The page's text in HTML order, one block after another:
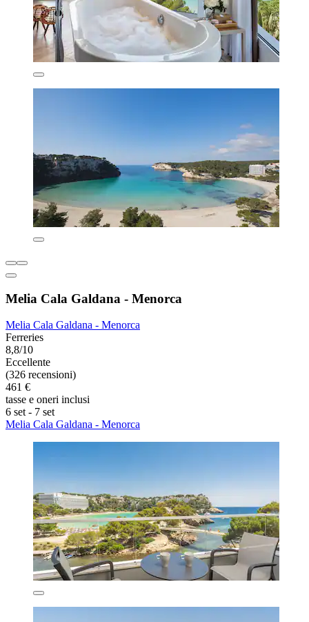
Melia Cala Galdana - Menorca
Melia Cala Galdana - Menorca
Ferreries
8,8/10
Eccellente
(326 recensioni)
461 €
tasse e oneri inclusi
6 set - 7 set
Melia Cala Galdana - Menorca